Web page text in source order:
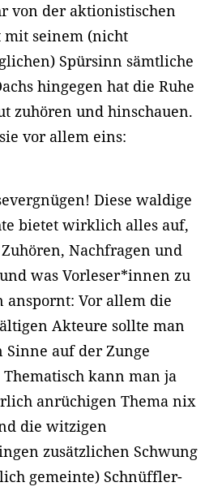
von der aktionistischen
mit seinem (nicht
Spürsinn sämtliche
hingegen hat die Ruhe
zuhören und hinschauen.
vor allem eins:
Diese waldige
bietet wirklich alles auf,
Nachfragen und
was Vorleser*innen zu
anspornt: Vor allem die
Akteure sollte man
auf der Zunge
Thematisch kann man ja
anrüchigen Thema nix
die witzigen
zusätzlichen Schwung
gemeinte) Schnüffler-